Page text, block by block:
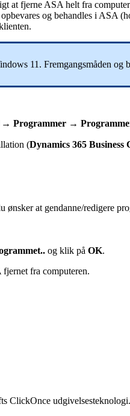
at fjerne ASA helt fra
og behandles i ASA
11. Fremgangsmåden
→ Programmer →
(Dynamics 365 Business
at gendanne/redigere
og klik på OK.
fra computeren.
ClickOnce